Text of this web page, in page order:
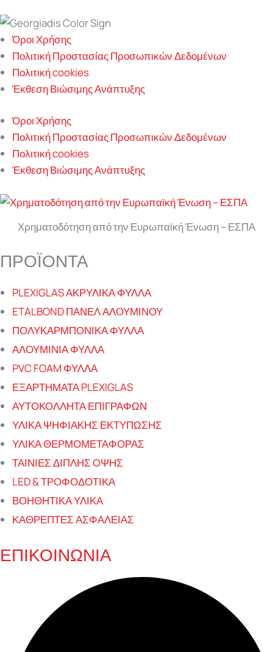
Όροι Χρήσης
Πολιτική Προστασίας Προσωπικών Δεδομένων
Πολιτική cookies
Έκθεση Βιώσιμης Ανάπτυξης
Όροι Χρήσης
Πολιτική Προστασίας Προσωπικών Δεδομένων
Πολιτική cookies
Έκθεση Βιώσιμης Ανάπτυξης
Χρηματοδότηση από την Ευρωπαϊκή Ένωση – ΕΣΠΑ
ΠΡΟΪΟΝΤΑ
PLEXIGLAS ΑΚΡΥΛΙΚΑ ΦΥΛΛΑ
ETALBOND ΠΑΝΕΛ ΑΛΟΥΜΙΝΟΥ
ΠΟΛΥΚΑΡΜΠΟΝΙΚΑ ΦΥΛΛΑ
ΑΛΟΥΜΙΝΙΑ ΦΥΛΛΑ
PVC FOAM ΦΥΛΛΑ
ΕΞΑΡΤΗΜΑΤΑ PLEXIGLAS
ΑΥΤΟΚΟΛΛΗΤΑ ΕΠΙΓΡΑΦΩΝ
ΥΛΙΚΑ ΨΗΦΙΑΚΗΣ ΕΚΤΥΠΩΣΗΣ
ΥΛΙΚΑ ΘΕΡΜΟΜΕΤΑΦΟΡΑΣ
ΤΑΙΝΙΕΣ ΔΙΠΛΗΣ ΟΨΗΣ
LED & ΤΡΟΦΟΔΟΤΙΚΑ
ΒΟΗΘΗΤΙΚΑ ΥΛΙΚΑ
ΚΑΘΡΕΠΤΕΣ ΑΣΦΑΛΕΙΑΣ
ΕΠΙΚΟΙΝΩΝΙΑ